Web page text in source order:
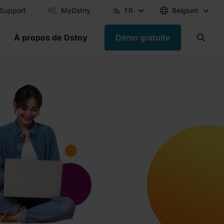
Support MyDstny FR Belgium
À propos de Dstny Démo gratuite